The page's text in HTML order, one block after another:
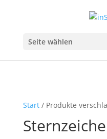
Seite wählen
Start/ Produkte